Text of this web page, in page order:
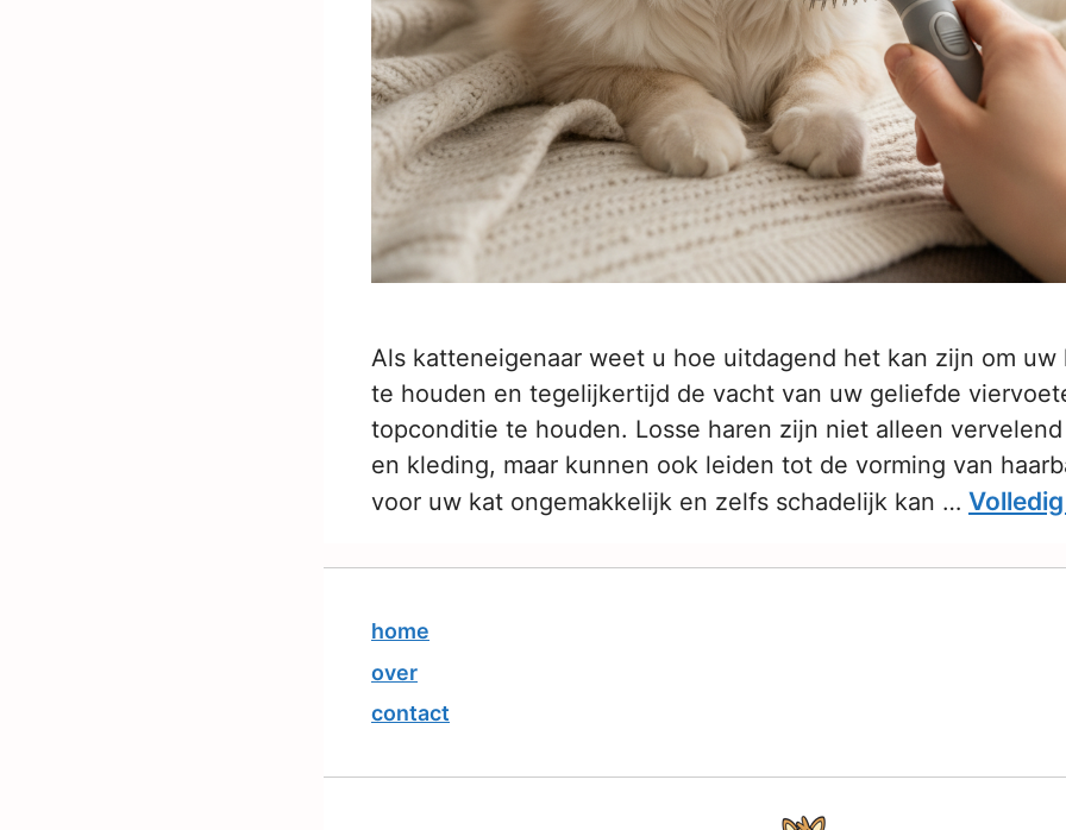
Als katteneigenaar weet u hoe uitdagend het kan zijn om uw
te houden en tegelijkertijd de vacht van uw geliefde
topconditie te houden. Losse haren zijn niet alleen
en kleding, maar kunnen ook leiden tot de vorming van
voor uw kat ongemakkelijk en zelfs schadelijk kan …
home
over
contact